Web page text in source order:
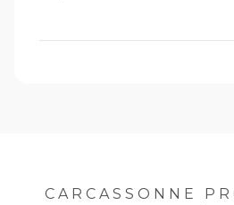
CARCASSONNE